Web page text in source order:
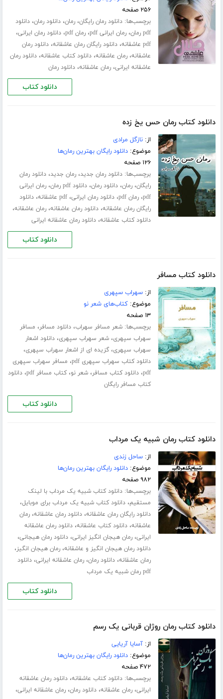
۲۵۶ صفحه
برچسب‌ها:دانلود رمان رایگان،رمان،دانلود رمان،دانلود
pdf رمان
،رمان ایرانی pdf ،رمان pdf ،دانلود رمان ایرانی،
pdf عاشقانه ،دانلود رایگان رمان عاشقانه،دانلود رمان
عاشقانه،رمان عاشقانه،دانلود کتاب عاشقانه،دانلود رمان
عاشقانه ایرانی،رمان عاشقانه،دانلود رمان
دانلود کتاب
دانلود کتاب رمان حس یخ زده
از:نازگل مرادی
موضوع:دانلود رایگان بهترین رمان‌ها
۱۲۶ صفحه
برچسب‌ها:دانلود رمان جدید،رمان جدید،دانلود رمان
رایگان،رمان،دانلود رمان،دانلود pdf رمان ،رمان ایرانی
pdf،رمان pdf ،دانلود رمان ایرانی،pdf عاشقانه ،دانلود
رایگان رمان عاشقانه،دانلود رمان عاشقانه،رمان عاشقانه،
دانلود کتاب عاشقانه،دانلود رمان عاشقانه ایرانی
دانلود کتاب
دانلود کتاب مسافر
از:سهراب سپهری
موضوع:کتاب‌های شعر نو
۱۳ صفحه
برچسب‌ها:شعر مسافر سهراب،دانلود مسافر، مسافر
سهراب سپهری،شعر سهراب سپهری،دانلود اشعار
سهراب سپهری،گزیده ای از اشعار سهراب سپهری،
دانلود کتاب سهراب سپهری pdf ، مسافر سهراب سپهری
pdf،دانلود کتاب مسافر،شعر نو،کتاب مسافر pdf ،دانلود
کتاب مسافر رایگان
دانلود کتاب
دانلود کتاب رمان شبیه یک مرداب
از:ساحل زندی
موضوع:دانلود رایگان بهترین رمان‌ها
۹۸۲ صفحه
برچسب‌ها:دانلود کتاب شبیه یک مرداب با لینک
مستقیم،دانلود کتاب شبیه یک مرداب برای موبایل،
دانلود رایگان رمان عاشقانه،دانلود رمان عاشقانه،رمان
عاشقانه،دانلود کتاب عاشقانه،دانلود رمان عاشقانه
ایرانی،رمان هیجان انگیز ایرانی،دانلود رمان هیجانی،
دانلود رمان هیجان انگیز و عاشقانه،رمان هیجان انگیز،
رمان عاشقانه،دانلود رمان،رمان عاشقانه ایرانی،دانلود
pdf رمان شبیه یک مرداب
دانلود کتاب
دانلود کتاب رمان روژان قربانی یک رسم
از:آسایا آریایی
موضوع:دانلود رایگان بهترین رمان‌ها
۴۷۲ صفحه
برچسب‌ها:دانلود کتاب عاشقانه،دانلود رمان عاشقانه
ایرانی،رمان عاشقانه،دانلود رمان،رمان عاشقانه ایرانی،